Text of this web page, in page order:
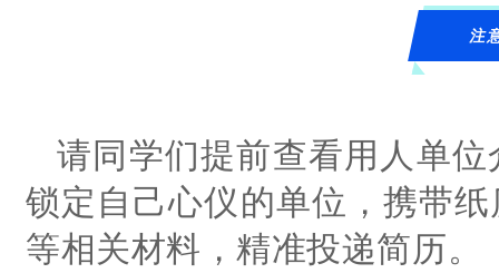
注
请同学们提前查看用人单
锁定自己心仪的单位，携带
等相关材料，精准投递简历。